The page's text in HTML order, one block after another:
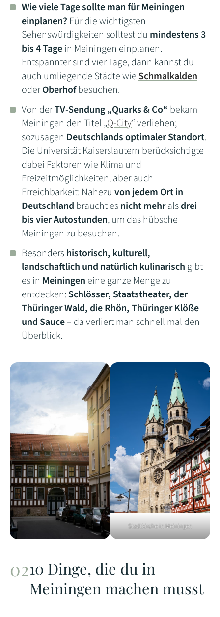
Wie viele Tage sollte man für Meiningen
einplanen? Für die wichtigsten
Sehenswürdigkeiten solltest du mindestens 3
bis 4 Tagein Meiningen einplanen.
Entspannter sind vier Tage, dann kannst du
auch umliegende Städte wieSchmalkalden
oderOberhofbesuchen.
Von derTV-Sendung „Quarks & Co“ bekam
Meiningen den Titel „Q-City“ verliehen;
sozusagen Deutschlands optimaler Standort.
Die Universität Kaiserslautern berücksichtigte
dabei Faktoren wie Klima und
Freizeitmöglichkeiten, aber auch
Erreichbarkeit: Nahezu von jedem Ort in
Deutschland braucht esnicht mehralsdrei
bis vier Autostunden, um das hübsche
Meiningen zu besuchen.
Besondershistorisch, kulturell,
landschaftlich und natürlich kulinarisch gibt
es in Meiningen eine ganze Menge zu
entdecken: Schlösser, Staatstheater, der
Thüringer Wald, die Rhön, Thüringer Klöße
und Sauce– da verliert man schnell mal den
Überblick.
Stadtkirche in Meiningen
10 Dinge, die du in
Meiningen machen musst